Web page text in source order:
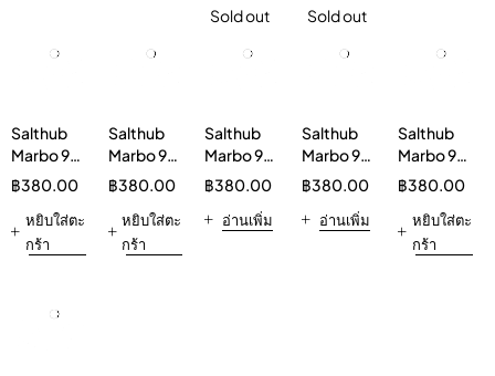
Salthub
Marbo 9K
9000
KYOHO
GRAPE
฿380.00
หยิบใส่ตะ
กร้า
Salthub
Marbo 9K
9000
PEACH
STRAWBERRY
฿380.00
หยิบใส่ตะ
กร้า
Sold out
Salthub
Marbo 9K
กลิ่นซา
9000 พัฟ
฿380.00
อ่านเพิ่ม
Sold out
Salthub
Marbo 9K
9000
Disposable
฿380.00
อ่านเพิ่ม
Salthub
Marbo 9K
กลิ่นแอ
หางจระเข้
9000 พัฟ
฿380.00
หยิบใส่ตะ
กร้า